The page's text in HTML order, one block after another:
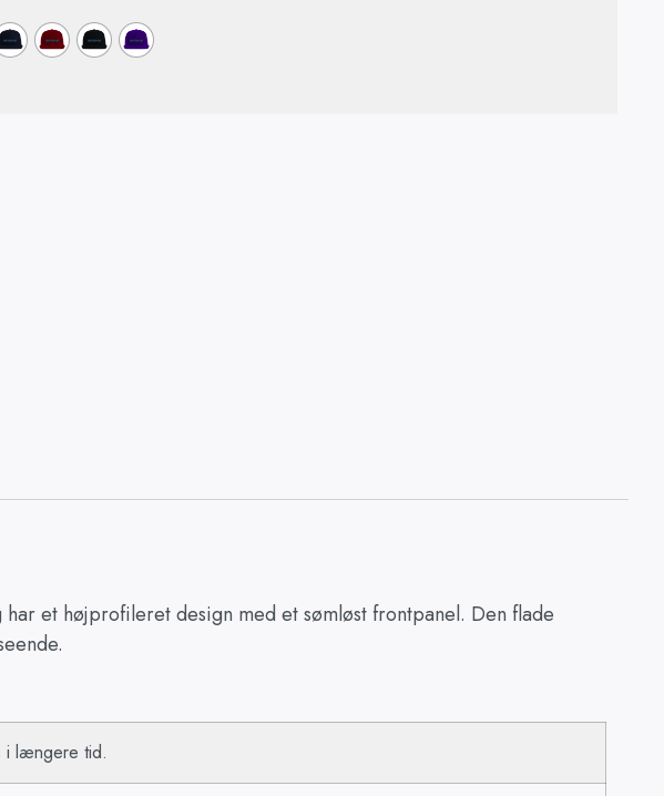
et højprofileret design med et sømløst frontpanel. Den flade
i længere tid.